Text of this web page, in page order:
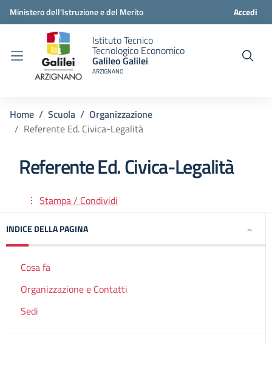
Ministero dell'Istruzione e del Merito Accedi
Istituto Tecnico
Tecnologico Economico
Galileo Galilei
ARZIGNANO
Home Scuola
Organizzazione
Referente Ed. Civica-Legalità
Referente Ed. Civica-Legalità
Stampa / Condividi
INDICE DELLA PAGINA
Cosa fa
Organizzazione e Contatti
Sedi